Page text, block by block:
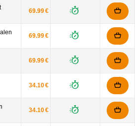
69.99 €
69.99 €
69.99 €
34.10 €
34.10 €